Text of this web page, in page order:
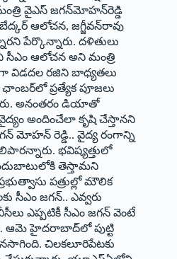
వైఎస్‌ ‌జగన్‌మోహన్‌రెడ్డి
ఆలోచన, జగ్జీవన్‌రావు
పేర్కొన్నారు. దళితులు
సీఎం ఆలోచన అని మంత్రి
విడదల రజిని బాధ్యతలు
ప్రత్యేక పూజలు
అనంతరం డియాతో
అందించేలా కృషి చేస్తానని
‌మోహన్‌ ‌రెడ్డి.. వైద్య రంగాన్ని
భవిష్యత్తులో
తెస్తామని
పత్రుల్లో మౌలిక
సీఎం జగన్‌.. ఎవ్వరు
ఎప్పటికీ సీఎం జగన్‌ ‌వెంటే
ఆమె హైదరాబాద్‌లో పుట్టి
చిలకలూరిపేటకు